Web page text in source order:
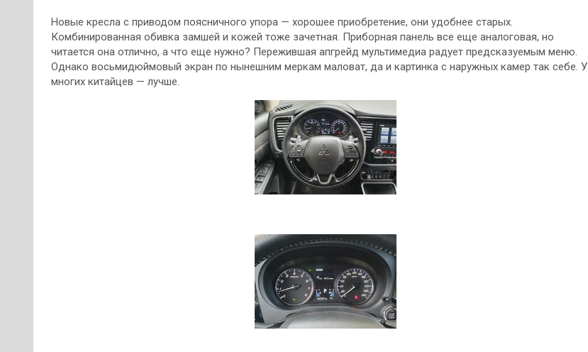
Новые кресла с приводом поясничного упора — хорошее приобретение, они удобнее старых.
Комбинированная обивка замшей и кожей тоже зачетная. Приборная панель все еще аналоговая, но
читается она отлично, а что еще нужно? Пережившая апгрейд мультимедиа радует предсказуемым меню.
Однако восьмидюймовый экран по нынешним меркам маловат, да и картинка с наружных камер так себе. У
многих китайцев — лучше.